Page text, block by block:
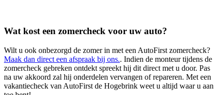
Wat kost een zomercheck voor uw auto?
Wilt u ook onbezorgd de zomer in met een AutoFirst zomercheck?
Maak dan direct een afspraak bij ons.. Indien de monteur tijdens de
zomercheck gebreken ontdekt spreekt hij dit direct met u door. Pas
na uw akkoord zal hij onderdelen vervangen of repareren. Met een
vakantiecheck van AutoFirst de Hogebrink weet u altijd waar u aan